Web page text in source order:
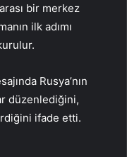
bir merkez
ilk adımı
​​Rusya’nın
düzenlediğini,
ifade etti.